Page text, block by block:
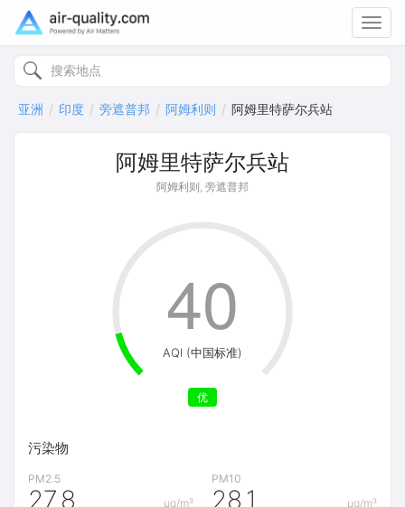
亚洲 印度 旁遮普邦 阿姆利则 阿姆里特萨尔兵站
阿姆里特萨尔兵站
阿姆利则, 旁遮普邦
AQI (中国标准)
优
40
污染物
PM2.5
μg/m³
27.8
PM10
μg/m³
28.1